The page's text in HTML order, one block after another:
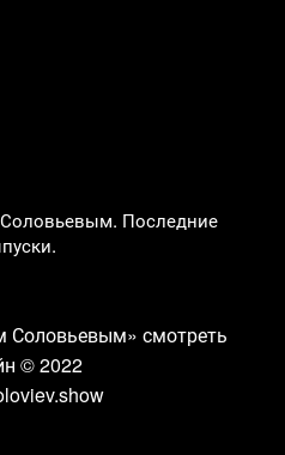
Последние
Соловьевым» смотреть
© 2022